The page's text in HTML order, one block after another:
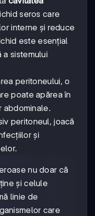
seros care
interne și reduce
este esențial
a sistemului
peritoneului, o
poate apărea în
abdominale.
peritoneul, joacă
și
nu doar că
și celule
linie de
care